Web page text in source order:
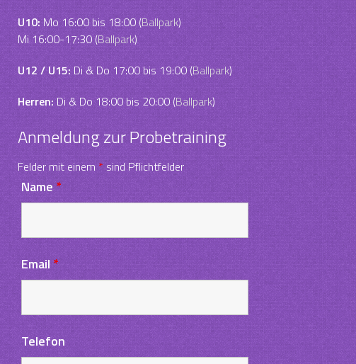
U10:Mo 16:00 bis 18:00 (Ballpark)
Mi 16:00-17:30 (Ballpark)
U12 / U15:Di & Do 17:00 bis 19:00 (Ballpark)
Herren:Di & Do 18:00 bis 20:00 (Ballpark)
Anmeldung zur Probetraining
Felder mit einem*sind Pflichtfelder
Name*
Email *
Telefon